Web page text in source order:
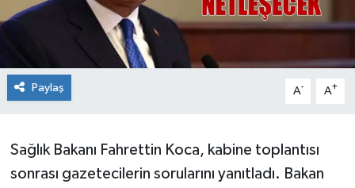
Paylaş A- A+
Sağlık Bakanı Fahrettin Koca, kabine toplantısı
sonrası gazetecilerin sorularını yanıtladı. Bakan